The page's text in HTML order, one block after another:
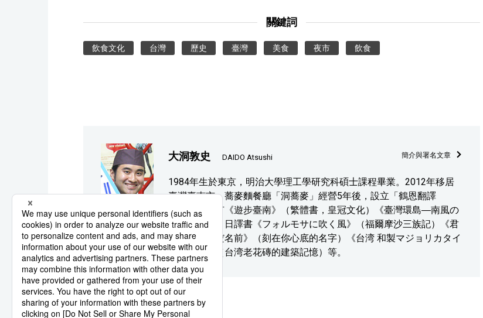
關鍵詞
飲食文化 台灣 歷史 臺灣 美食 夜市 飲食
大洞敦史 DAIDO Atsushi 簡介與署名文章
1984年生於東京，明治大學理工學研究科碩士課程畢業。2012年移居
臺灣臺南市，蕎麥麵餐廳「洞蕎麥」經營5年後，設立「鶴恩翻譯
社」。著書有《遊步臺南》（繁體書，皇冠文化）《臺灣環島―南風の
スケッチ》，日譯書《フォルモサに吹く風》（福爾摩沙三族記）《君
の心に刻んだ名前》（刻在你心底的名字）《台湾 和製マジョリカタイ
ルの記憶》（台湾老花磚的建築記憶）等。
系列報導